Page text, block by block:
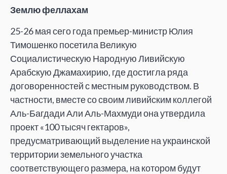
Землю феллахам
25-26 мая сего года премьер-министр Юлия
Тимошенко посетила Великую
Социалистическую Народную Ливийскую
Арабскую Джамахирию, где достигла ряда
договоренностей с местным руководством. В
частности, вместе со своим ливийским коллегой
Аль-Багдади Али Аль-Махмуди она утвердила
проект «100 тысяч гектаров»,
предусматривающий выделение на украинской
территории земельного участка
соответствующего размера, на котором будут